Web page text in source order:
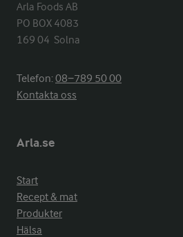
Arla Foods AB
PO BOX 4083
169 04  Solna
Telefon:08−789 50 00
Kontakta oss
Arla.se
Start
Recept & mat
Produkter
Hälsa